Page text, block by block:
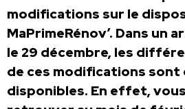
modifications sur le
MaPrimeRénov’. Dans un
le 29 décembre, les
de ces modifications sont
disponibles. En effet,